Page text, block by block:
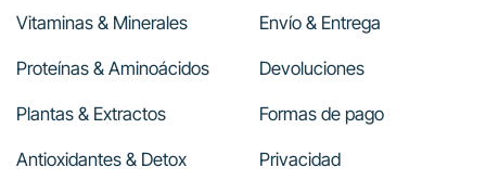
Vitaminas & Minerales
Proteínas & Aminoácidos
Plantas & Extractos
Antioxidantes & Detox
Envío & Entrega
Devoluciones
Formas de pago
Privacidad